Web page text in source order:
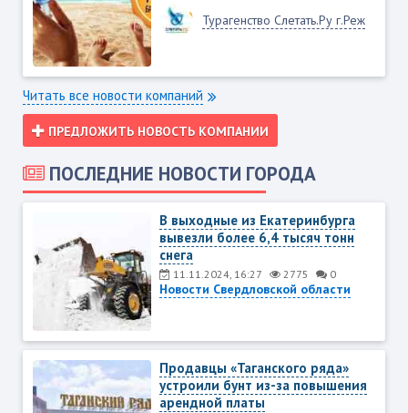
Турагенство Слетать.Ру г.Реж
Читать все новости компаний
ПРЕДЛОЖИТЬ НОВОСТЬ КОМПАНИИ
ПОСЛЕДНИЕ НОВОСТИ ГОРОДА
В выходные из Екатеринбурга
вывезли более 6,4 тысяч тонн
снега
11.11.2024, 16:27 2775 0
Новости Свердловской области
Продавцы «Таганского ряда»
устроили бунт из-за повышения
арендной платы